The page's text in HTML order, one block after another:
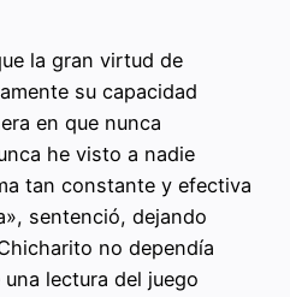
la gran virtud de
su capacidad
en que nunca
he visto a nadie
tan constante y efectiva
sentenció, dejando
no dependía
lectura del juego